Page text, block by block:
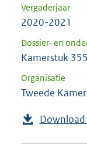
Vergaderjaar
2020-2021
Dossier- en
Kamerstuk
Organisatie
Tweede
Download